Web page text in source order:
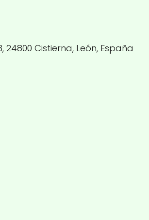
24800 Cistierna, León, España